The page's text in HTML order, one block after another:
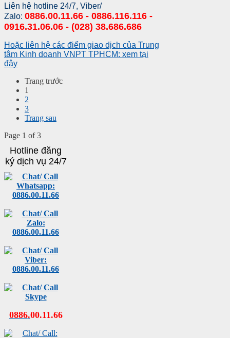
Liên hệ hotline 24/7, Viber/
Zalo: 0886.00.11.66 - 0886.116.116 -
0916.31.06.06 - (028) 38.686.686
Hoặc liên hệ các điểm giao dịch của Trung
tâm Kinh doanh VNPT TPHCM: xem tại
đây
Trang trước
1
2
3
Trang sau
Page 1 of 3
Hotline đăng
ký dịch vụ 24/7
0886.00.11.66